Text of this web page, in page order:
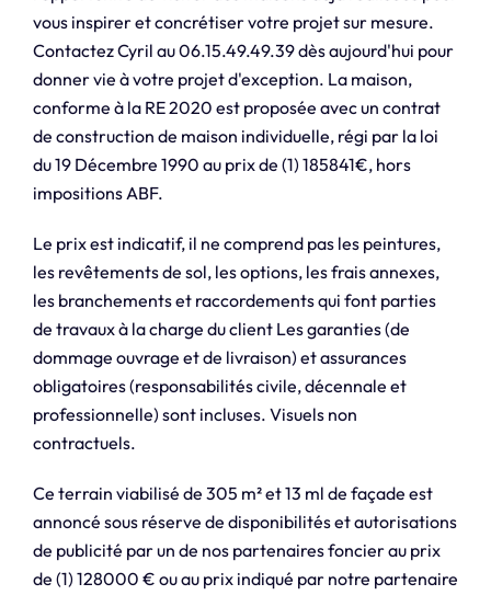
vous inspirer et concrétiser votre projet sur mesure.
Contactez Cyril au 06.15.49.49.39 dès aujourd'hui pour
donner vie à votre projet d'exception. La maison,
conforme à la RE 2020 est proposée avec un contrat
de construction de maison individuelle, régi par la loi
du 19 Décembre 1990 au prix de (1) 185841€, hors
impositions ABF.
Le prix est indicatif, il ne comprend pas les peintures,
les revêtements de sol, les options, les frais annexes,
les branchements et raccordements qui font parties
de travaux à la charge du client Les garanties (de
dommage ouvrage et de livraison) et assurances
obligatoires (responsabilités civile, décennale et
professionnelle) sont incluses. Visuels non
contractuels.
Ce terrain viabilisé de 305 m² et 13 ml de façade est
annoncé sous réserve de disponibilités et autorisations
de publicité par un de nos partenaires foncier au prix
de (1) 128000 € ou au prix indiqué par notre partenaire